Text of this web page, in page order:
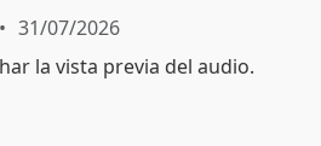
31/07/2026